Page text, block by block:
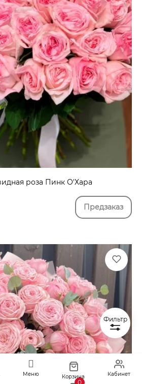
Меню Корзина
0
Кабинет
роза Пинк О'Хара
Предзаказ
Фильтр